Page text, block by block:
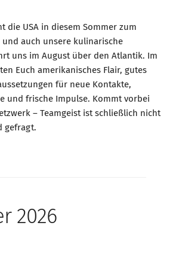
die USA in diesem Sommer zum
auch unsere kulinarische
uns im August über den Atlantik. Im
Euch amerikanisches Flair, gutes
für neue Kontakte,
und frische Impulse. Kommt vorbei
– Teamgeist ist schließlich nicht
gefragt.
2026